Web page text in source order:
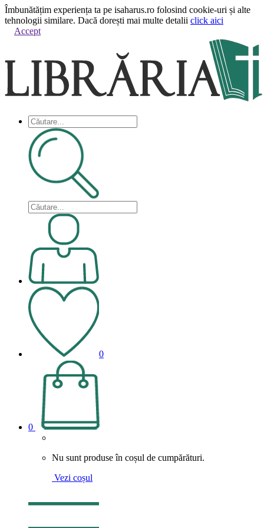
Îmbunătățim experiența ta pe isaharus.ro folosind cookie-uri și alte
tehnologii similare. Dacă dorești mai multe detalii click aici
Accept
0
0
Nu sunt produse în coșul de cumpărături.
Vezi coșul